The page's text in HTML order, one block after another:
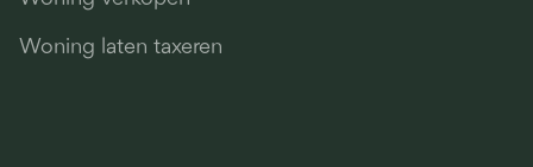
Woning laten taxeren